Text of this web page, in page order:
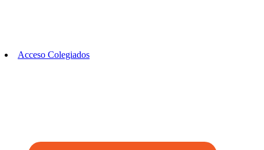
Acceso Colegiados